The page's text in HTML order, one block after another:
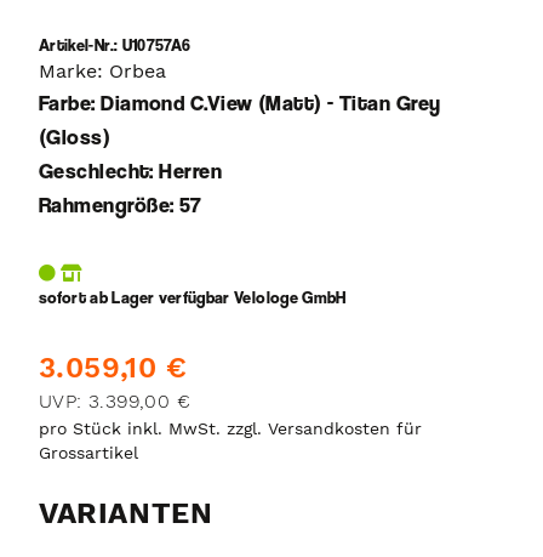
Artikel-Nr.: U10757A6
Marke: Orbea
Farbe: Diamond C.View (Matt) - Titan Grey
(Gloss)
Geschlecht: Herren
Rahmengröße: 57
sofort ab Lager verfügbar Velologe GmbH
3.059,10 €
UVP: 3.399,00 €
pro Stück inkl. MwSt. zzgl. Versandkosten für
Grossartikel
VARIANTEN